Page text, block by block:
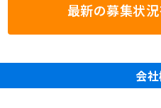
最新の募集状
会